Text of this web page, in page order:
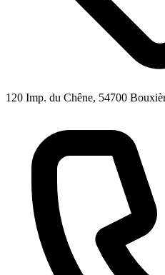
120 Imp. du Chêne, 54700